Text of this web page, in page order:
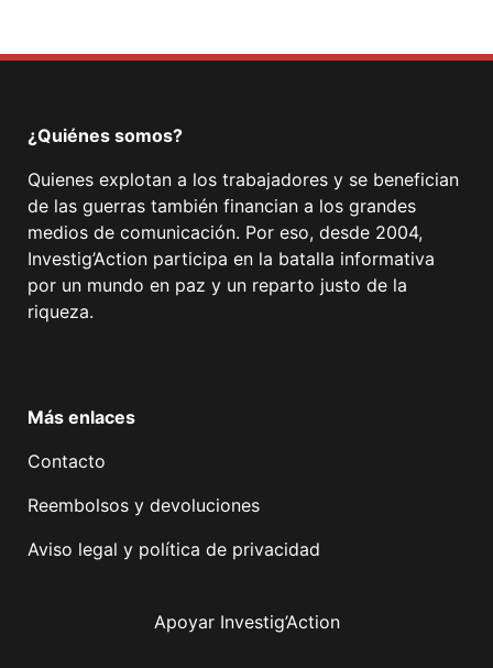
¿Quiénes somos?
Quienes explotan a los trabajadores y se benefician
de las guerras también financian a los grandes
medios de comunicación. Por eso, desde 2004,
Investig’Action participa en la batalla informativa
por un mundo en paz y un reparto justo de la
riqueza.
Más enlaces
Contacto
Reembolsos y devoluciones
Aviso legal y política de privacidad
Apoyar Investig’Action